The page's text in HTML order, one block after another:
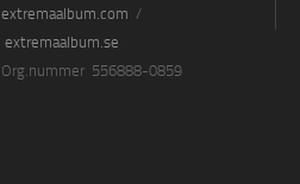
extremaalbum.com /
extremaalbum.se
Org.nummer 556888-0859